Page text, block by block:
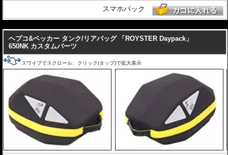
スマホバック
ヘプコ&ベッカー タンク/リアバッグ 「ROYSTER Daypack」
650NK カスタムパーツ
スワイプでスクロール、クリック(タップ)で拡大表示